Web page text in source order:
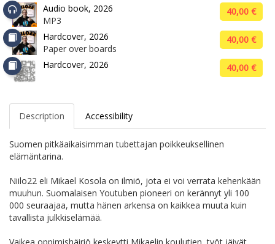
Audio book, 2026
MP3
40,00 €
Hardcover, 2026
Paper over boards
40,00 €
Hardcover, 2026 40,00 €
Description Accessibility
Suomen pitkäaikaisimman tubettajan poikkeuksellinen
elämäntarina.
Niilo22 eli Mikael Kosola on ilmiö, jota ei voi verrata kehenkään
muuhun. Suomalaisen Youtuben pioneeri on kerännyt yli 100
000 seuraajaa, mutta hänen arkensa on kaikkea muuta kuin
tavallista julkkiselämää.